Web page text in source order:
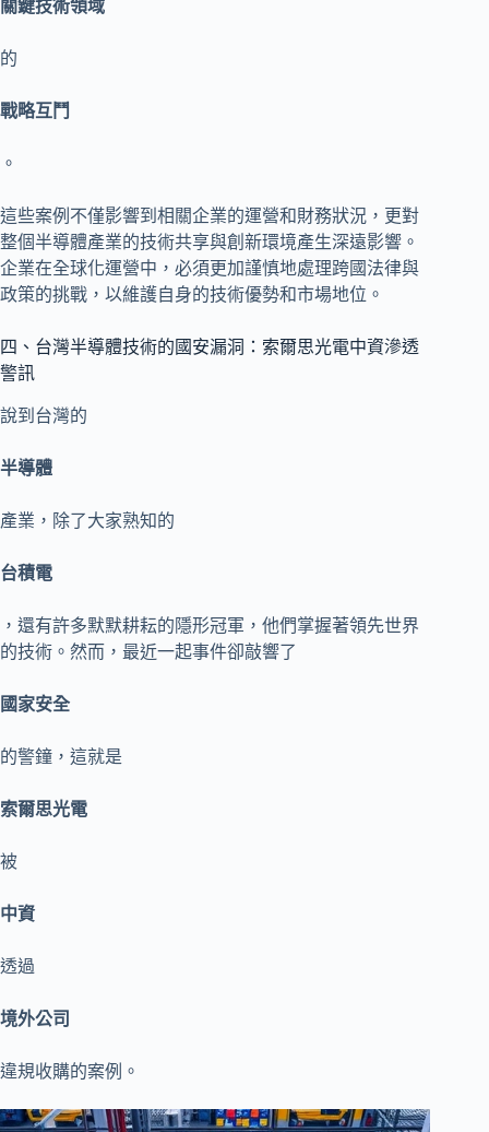
關鍵技術領域
的
戰略互鬥
。
這些案例不僅影響到相關企業的運營和財務狀況，更對
整個半導體產業的技術共享與創新環境產生深遠影響。
企業在全球化運營中，必須更加謹慎地處理跨國法律與
政策的挑戰，以維護自身的技術優勢和市場地位。
四、台灣半導體技術的國安漏洞：索爾思光電中資滲透
警訊
說到台灣的
半導體
產業，除了大家熟知的
台積電
，還有許多默默耕耘的隱形冠軍，他們掌握著領先世界
的技術。然而，最近一起事件卻敲響了
國家安全
的警鐘，這就是
索爾思光電
被
中資
透過
境外公司
違規收購的案例。